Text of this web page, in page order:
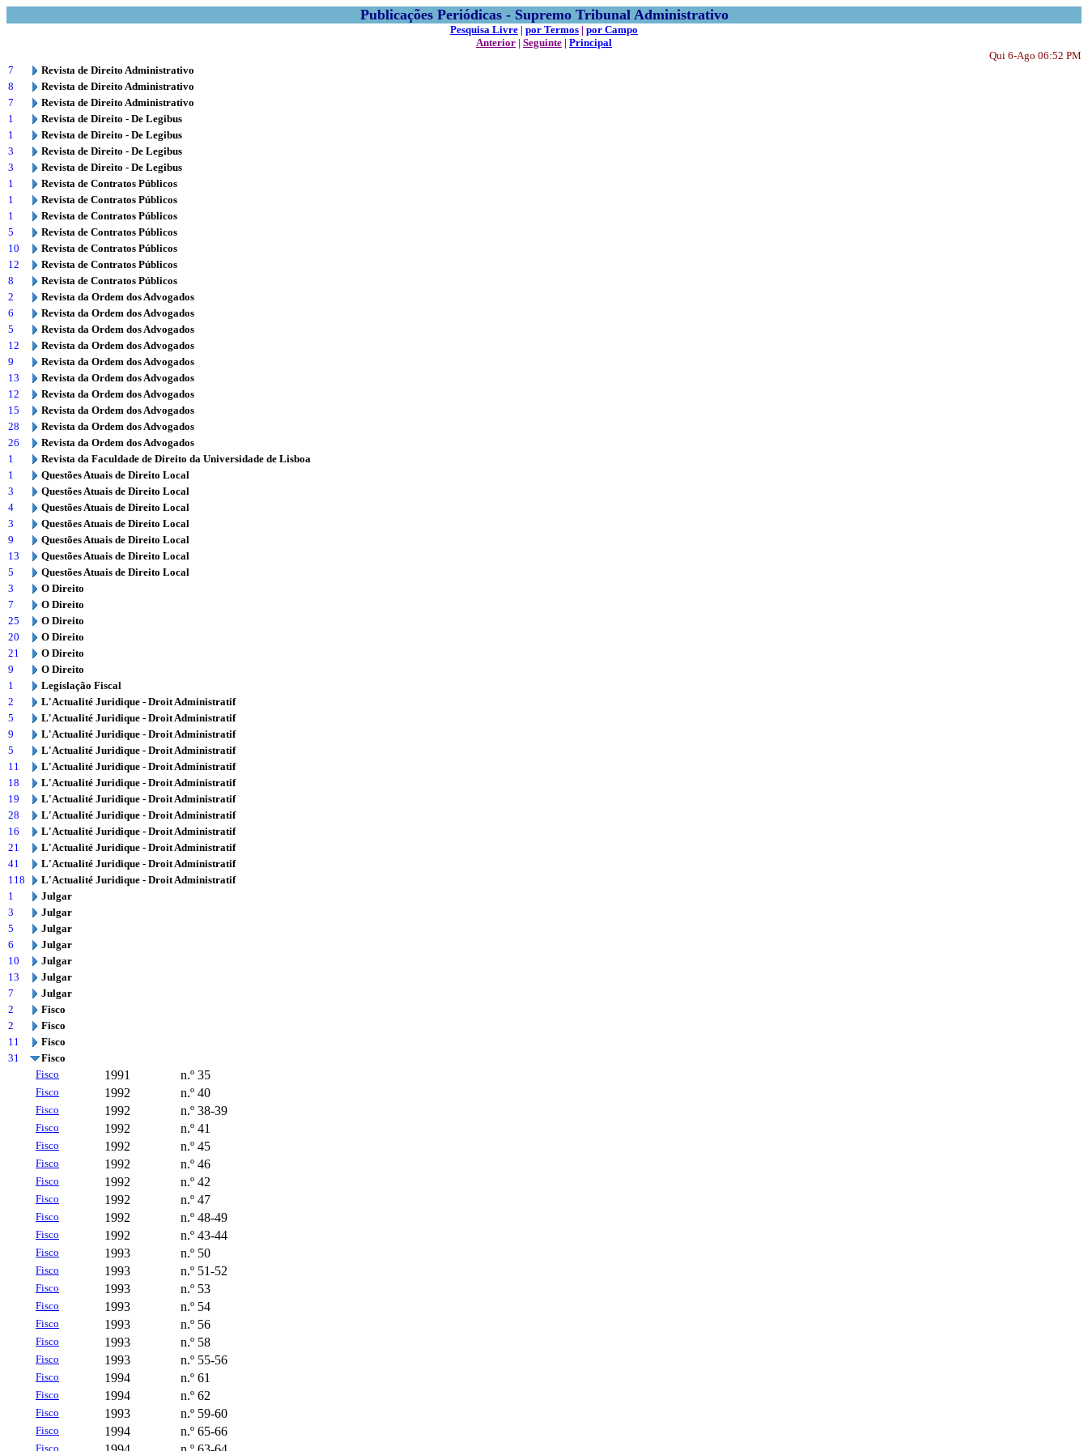
Publicações Periódicas - Supremo Tribunal Administrativo
Pesquisa Livre | por Termos | por Campo
Anterior | Seguinte | Principal
Qui 6-Ago 06:52 PM
7
Revista de Direito Administrativo
8
Revista de Direito Administrativo
7
Revista de Direito Administrativo
1
Revista de Direito - De Legibus
1
Revista de Direito - De Legibus
3
Revista de Direito - De Legibus
3
Revista de Direito - De Legibus
1
Revista de Contratos Públicos
1
Revista de Contratos Públicos
1
Revista de Contratos Públicos
5
Revista de Contratos Públicos
10
Revista de Contratos Públicos
12
Revista de Contratos Públicos
8
Revista de Contratos Públicos
2
Revista da Ordem dos Advogados
6
Revista da Ordem dos Advogados
5
Revista da Ordem dos Advogados
12
Revista da Ordem dos Advogados
9
Revista da Ordem dos Advogados
13
Revista da Ordem dos Advogados
12
Revista da Ordem dos Advogados
15
Revista da Ordem dos Advogados
28
Revista da Ordem dos Advogados
26
Revista da Ordem dos Advogados
1
Revista da Faculdade de Direito da Universidade de Lisboa
1
Questões Atuais de Direito Local
3
Questões Atuais de Direito Local
4
Questões Atuais de Direito Local
3
Questões Atuais de Direito Local
9
Questões Atuais de Direito Local
13
Questões Atuais de Direito Local
5
Questões Atuais de Direito Local
3
O Direito
7
O Direito
25
O Direito
20
O Direito
21
O Direito
9
O Direito
1
Legislação Fiscal
2
L'Actualité Juridique - Droit Administratif
5
L'Actualité Juridique - Droit Administratif
9
L'Actualité Juridique - Droit Administratif
5
L'Actualité Juridique - Droit Administratif
11
L'Actualité Juridique - Droit Administratif
18
L'Actualité Juridique - Droit Administratif
19
L'Actualité Juridique - Droit Administratif
28
L'Actualité Juridique - Droit Administratif
16
L'Actualité Juridique - Droit Administratif
21
L'Actualité Juridique - Droit Administratif
41
L'Actualité Juridique - Droit Administratif
118
L'Actualité Juridique - Droit Administratif
1
Julgar
3
Julgar
5
Julgar
6
Julgar
10
Julgar
13
Julgar
7
Julgar
2
Fisco
2
Fisco
11
Fisco
31
Fisco
Fisco
1991 n.º 35
Fisco 1992 n.º 40
Fisco 1992 n.º 38-39
Fisco 1992 n.º 41
Fisco 1992 n.º 45
Fisco 1992 n.º 46
Fisco 1992 n.º 42
Fisco 1992 n.º 47
Fisco 1992 n.º 48-49
Fisco 1992 n.º 43-44
Fisco 1993 n.º 50
Fisco 1993 n.º 51-52
Fisco 1993 n.º 53
Fisco 1993 n.º 54
Fisco 1993 n.º 56
Fisco 1993 n.º 58
Fisco 1993 n.º 55-56
Fisco 1994 n.º 61
Fisco 1994 n.º 62
Fisco 1993 n.º 59-60
Fisco 1994 n.º 65-66
Fisco